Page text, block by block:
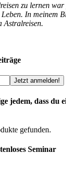
zu lernen
In meinem
Astralreisen.
jedem, dass du
gefunden.
Seminar